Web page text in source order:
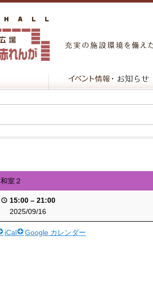
和室２
15:00 – 21:00
2025/09/16
iCal Google カレンダー